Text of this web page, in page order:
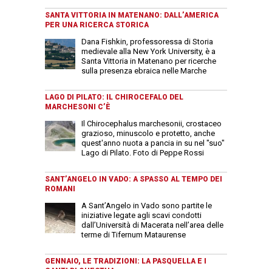
SANTA VITTORIA IN MATENANO: DALL’AMERICA
PER UNA RICERCA STORICA
Dana Fishkin, professoressa di Storia
medievale alla New York University, è a
Santa Vittoria in Matenano per ricerche
sulla presenza ebraica nelle Marche
LAGO DI PILATO: IL CHIROCEFALO DEL
MARCHESONI C’È
Il Chirocephalus marchesonii, crostaceo
grazioso, minuscolo e protetto, anche
quest'anno nuota a pancia in su nel "suo"
Lago di Pilato. Foto di Peppe Rossi
SANT’ANGELO IN VADO: A SPASSO AL TEMPO DEI
ROMANI
A Sant’Angelo in Vado sono partite le
iniziative legate agli scavi condotti
dall’Università di Macerata nell’area delle
terme di Tifernum Mataurense
GENNAIO, LE TRADIZIONI: LA PASQUELLA E I